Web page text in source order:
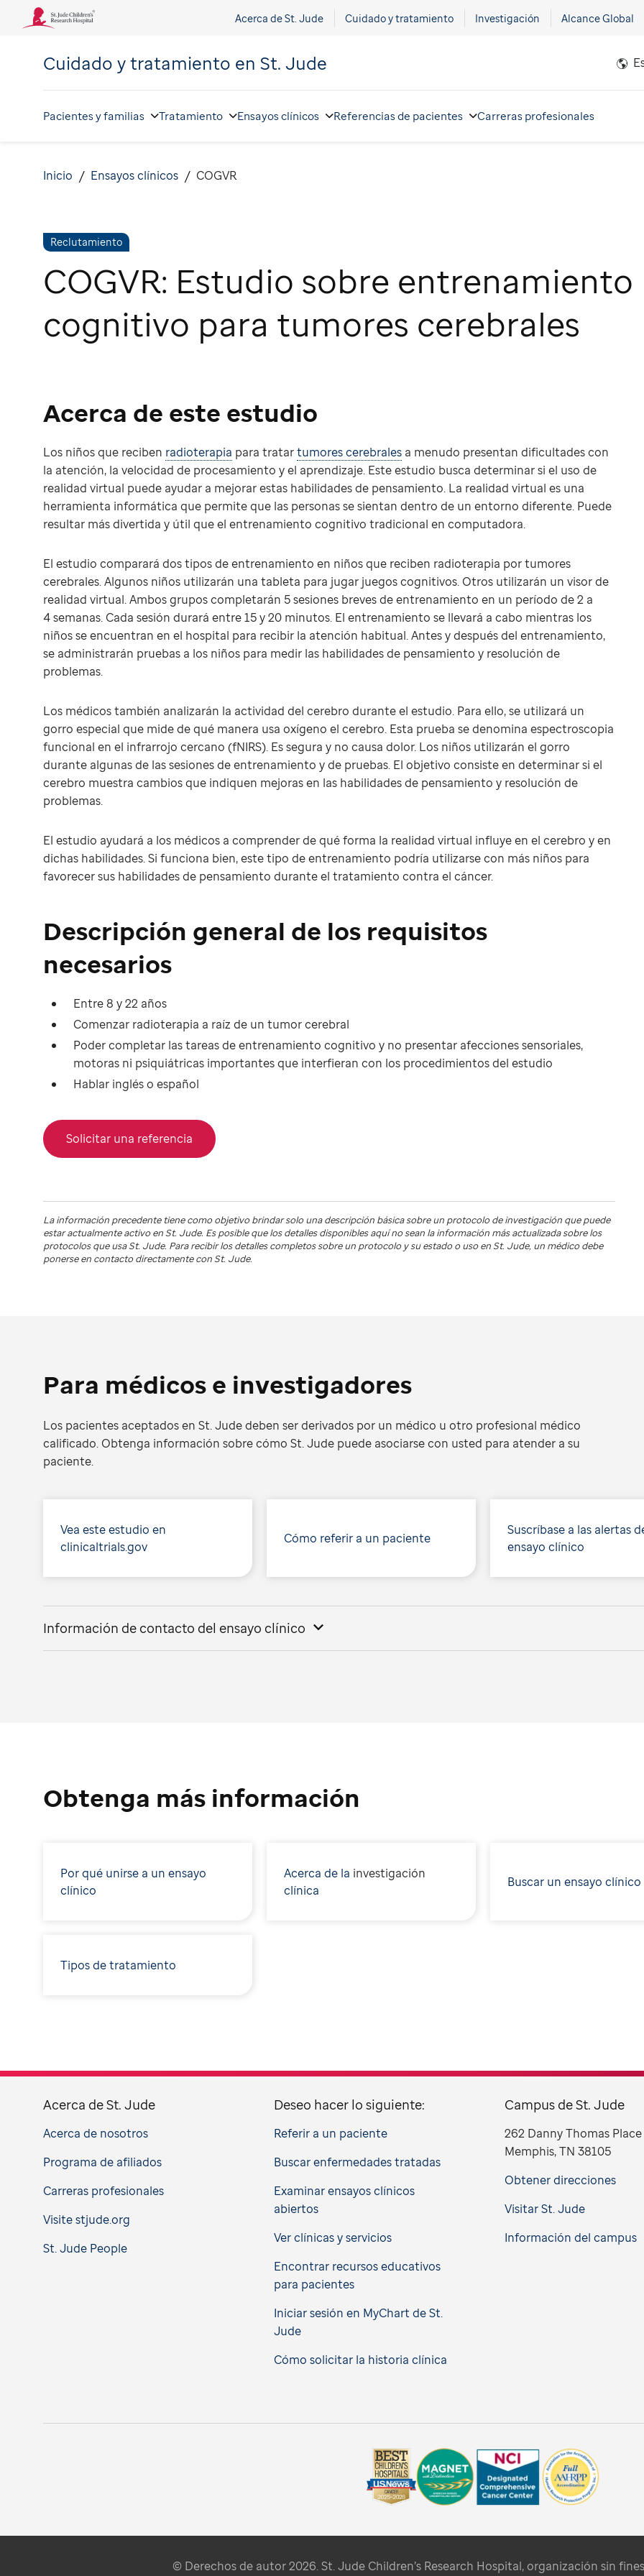
Acerca de St. Jude Cuidado y tratamiento Investigación Alcance Global
Cuidado y tratamiento en St. Jude
Pacientes y familias Tratamiento Ensayos clínicos Referencias de pacientes Carreras profesionales
Inicio Ensayos clínicos COGVR
Reclutamiento
COGVR: Estudio sobre entrenamiento
cognitivo para tumores cerebrales
Acerca de este estudio
Los niños que reciben radioterapia para tratartumores cerebrales a menudo presentan dificultades con
la atención, la velocidad de procesamiento y el aprendizaje. Este estudio busca determinar si el uso de
realidad virtual puede ayudar a mejorar estas habilidades de pensamiento. La realidad virtual es una
herramienta informática que permite que las personas se sientan dentro de un entorno diferente. Puede
resultar más divertida y útil que el entrenamiento cognitivo tradicional en computadora.
El estudio comparará dos tipos de entrenamiento en niños que reciben radioterapia por tumores
cerebrales. Algunos niños utilizarán una tableta para jugar juegos cognitivos. Otros utilizarán un visor de
realidad virtual. Ambos grupos completarán 5 sesiones breves de entrenamiento en un período de 2 a
4 semanas. Cada sesión durará entre 15 y 20 minutos. El entrenamiento se llevará a cabo mientras los
niños se encuentran en el hospital para recibir la atención habitual. Antes y después del entrenamiento,
se administrarán pruebas a los niños para medir las habilidades de pensamiento y resolución de
problemas.
Los médicos también analizarán la actividad del cerebro durante el estudio. Para ello, se utilizará un
gorro especial que mide de qué manera usa oxígeno el cerebro. Esta prueba se denomina espectroscopia
funcional en el infrarrojo cercano (fNIRS). Es segura y no causa dolor. Los niños utilizarán el gorro
durante algunas de las sesiones de entrenamiento y de pruebas. El objetivo consiste en determinar si el
cerebro muestra cambios que indiquen mejoras en las habilidades de pensamiento y resolución de
problemas.
El estudio ayudará a los médicos a comprender de qué forma la realidad virtual influye en el cerebro y en
dichas habilidades. Si funciona bien, este tipo de entrenamiento podría utilizarse con más niños para
favorecer sus habilidades de pensamiento durante el tratamiento contra el cáncer.
Descripción general de los requisitos
necesarios
Entre 8 y 22 años
Comenzar radioterapia a raíz de un tumor cerebral
Poder completar las tareas de entrenamiento cognitivo y no presentar afecciones sensoriales,
motoras ni psiquiátricas importantes que interfieran con los procedimientos del estudio
Hablar inglés o español
Solicitar una referencia
La información precedente tiene como objetivo brindar solo una descripción básica sobre un protocolo de investigación que puede
estar actualmente activo enSt. Jude. Es posible que los detalles disponibles aquí no sean la información más actualizada sobre los
protocolos que usaSt. Jude. Para recibir los detalles completos sobre un protocolo y su estado o uso enSt. Jude, un médico debe
ponerse en contacto directamente con St. Jude.
Para médicos e investigadores
Los pacientes aceptados en St. Jude deben ser derivados por un médico u otro profesional médico
calificado. Obtenga información sobre cómo St. Jude puede asociarse con usted para atender a su
paciente.
Vea este estudio en
clinicaltrials.gov
Cómo referir a un paciente
Suscríbase a las alertas
ensayo clínico
Información de contacto del ensayo clínico
Obtenga más información
Por qué unirse a un ensayo
clínico
Acerca de la investigación
clínica
Buscar un ensayo clínico
Tipos de tratamiento
Acerca de St. Jude
Acerca de nosotros
Programa de afiliados
Carreras profesionales
Visite stjude.org
St. Jude People
Deseo hacer lo siguiente:
Referir a un paciente
Buscar enfermedades tratadas
Examinar ensayos clínicos
abiertos
Ver clínicas y servicios
Encontrar recursos educativos
para pacientes
Iniciar sesión en MyChart de St.
Jude
Cómo solicitar la historia clínica
Campus de St. Jude
262 Danny Thomas Place
Memphis, TN 38105
Obtener direcciones
Visitar St. Jude
Información del campus
© Derechos de autor 2026. St. Jude Children’s Research Hospital, organización sin